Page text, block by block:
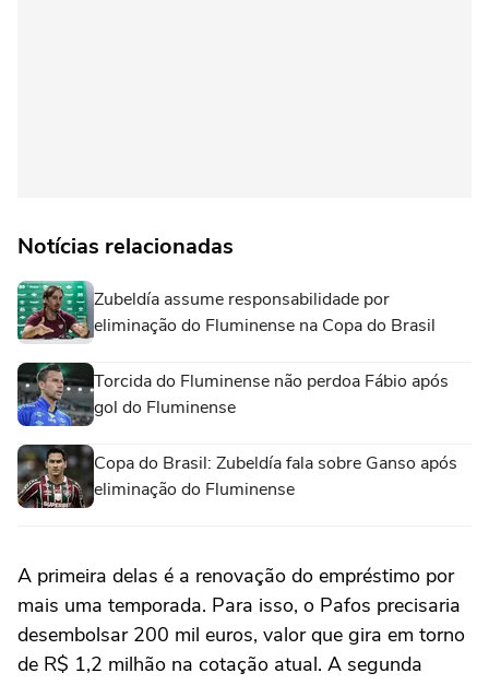
Notícias relacionadas
Zubeldía assume responsabilidade por
eliminação do Fluminense na Copa do Brasil
Torcida do Fluminense não perdoa Fábio após
gol do Fluminense
Copa do Brasil: Zubeldía fala sobre Ganso após
eliminação do Fluminense
A primeira delas é a renovação do empréstimo por
mais uma temporada. Para isso, o Pafos precisaria
desembolsar 200 mil euros, valor que gira em torno
de R$ 1,2 milhão na cotação atual. A segunda